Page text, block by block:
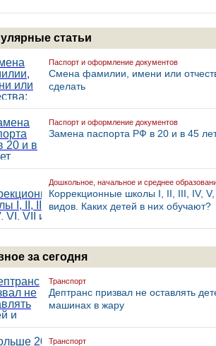
статьи
Паспорт и оформление документов
Смена фамилии, имени или
сделать
Паспорт и оформление документов
Замена паспорта РФ в 20 и в 45
Дошкольное, начальное и среднее
Коррекционные школы I, II, III, IV,
видов. Каких детей в них обучают?
за сегодня
Транспорт
Дептранс призвал не оставлять
машинах в жару
Транспорт